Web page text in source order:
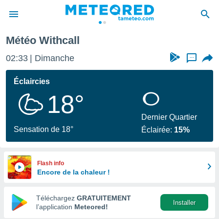
de
en
Météo Withcall
02:33 Dimanche ...
Éclaircies
18°
Sensation de 18°
Dernier Quartier
Éclairée: 15%
Flash info
Encore de la chaleur !
Téléchargez GRATUITEMENT
l’application Meteored!
Installer